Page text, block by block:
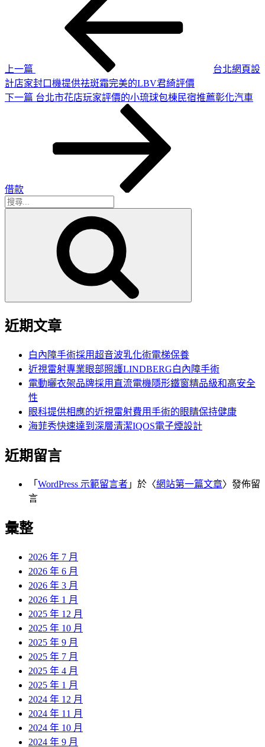
上一篇
台北網頁設
計店家封口機提供祛斑霜完美的LBV君綺評價
下
下一篇 台北市花店玩家評價的小琉球包棟民宿推薦彰化汽車
借款
搜
近期文章
白內障手術採用超音波乳化術電梯保養
近視雷射專業眼部照護LINDBERG白內障手術
電動曬衣架品牌採用直流電機隱形鐵窗精品級和高安全
性
眼科提供相應的近視雷射費用手術的眼睛保持健康
海菲秀快速達到深層清潔IQOS電子煙設計
近期留言
「 WordPress 示範留言者 」於〈網站第一篇文章〉發佈留
言
彙整
2026 年 7 月
2026 年 6 月
2026 年 3 月
2026 年 1 月
2025 年 12 月
2025 年 10 月
2025 年 9 月
2025 年 7 月
2025 年 4 月
2025 年 1 月
2024 年 12 月
2024 年 11 月
2024 年 10 月
2024 年 9 月